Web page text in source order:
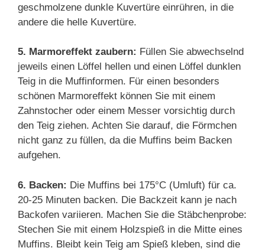
geschmolzene dunkle Kuvertüre einrühren, in die
andere die helle Kuvertüre.
5. Marmoreffekt zaubern: Füllen Sie abwechselnd
jeweils einen Löffel hellen und einen Löffel dunklen
Teig in die Muffinformen. Für einen besonders
schönen Marmoreffekt können Sie mit einem
Zahnstocher oder einem Messer vorsichtig durch
den Teig ziehen. Achten Sie darauf, die Förmchen
nicht ganz zu füllen, da die Muffins beim Backen
aufgehen.
6. Backen: Die Muffins bei 175°C (Umluft) für ca.
20-25 Minuten backen. Die Backzeit kann je nach
Backofen variieren. Machen Sie die Stäbchenprobe:
Stechen Sie mit einem Holzspieß in die Mitte eines
Muffins. Bleibt kein Teig am Spieß kleben, sind die